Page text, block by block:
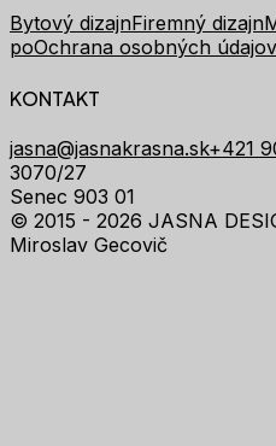
Bytový dizajnFiremný dizajn
poOchrana osobných údajov
KONTAKT
jasna@jasnakrasna.sk+421
3070/27
Senec 903 01
© 2015 - 2026 JASNA
Miroslav Gecovič